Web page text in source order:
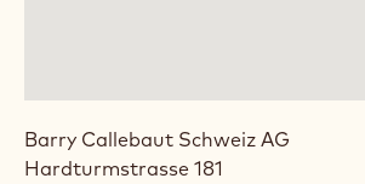
Barry Callebaut Schweiz AG
Hardturmstrasse 181